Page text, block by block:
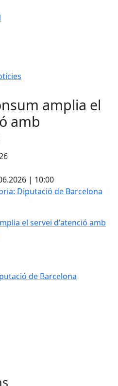
amplia el
amb
| 10:00
Diputació de Barcelona
el servei d'atenció amb
de Barcelona